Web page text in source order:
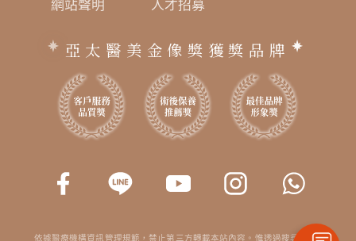
網站聲明 人才招募
亞太醫美金像獎獲獎品牌
依據醫療機構資訊管理規範，禁止第三方轉載本站內容。惟透過搜尋